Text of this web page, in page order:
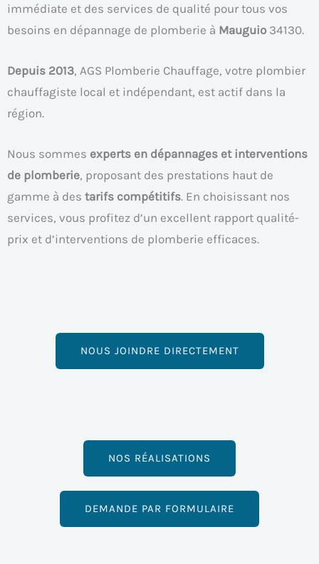
immédiate et des services de qualité pour tous vos
besoins en dépannage de plomberie à Mauguio 34130.
Depuis 2013, AGS Plomberie Chauffage, votre plombier
chauffagiste local et indépendant, est actif dans la
région.
Nous sommes experts en dépannages et interventions
de plomberie, proposant des prestations haut de
gamme à des tarifs compétitifs. En choisissant nos
services, vous profitez d’un excellent rapport qualité-
prix et d’interventions de plomberie efficaces.
NOUS JOINDRE DIRECTEMENT
NOS RÉALISATIONS
DEMANDE PAR FORMULAIRE